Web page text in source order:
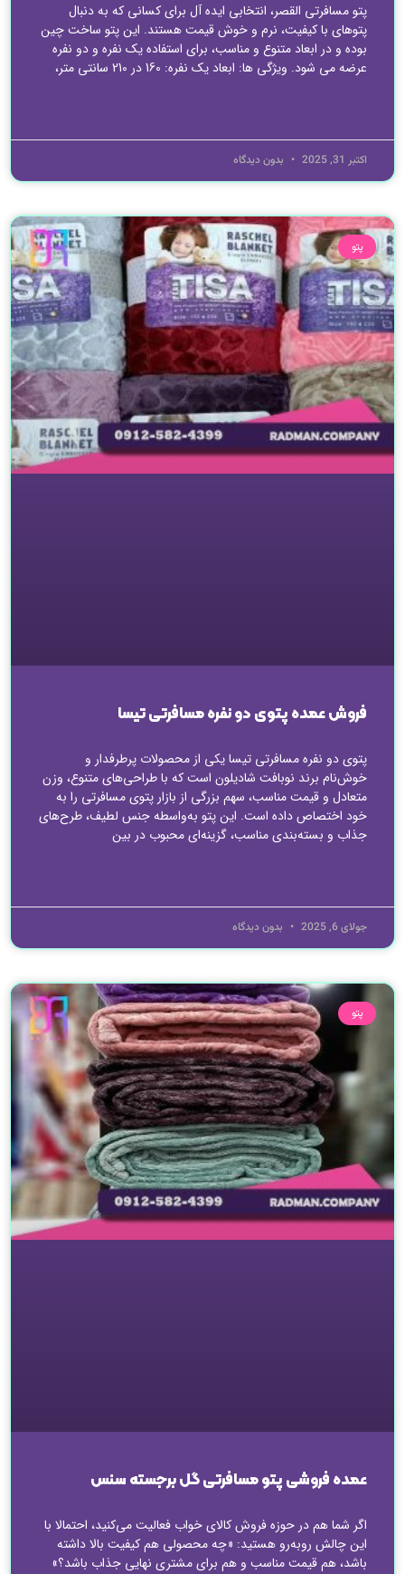
پتو مسافرتی القصر، انتخابی ایده آل برای کسانی که به دنبال
پتوهای با کیفیت، نرم و خوش قیمت هستند. این پتو ساخت چین
بوده و در ابعاد متنوع و مناسب، برای استفاده یک نفره و دو نفره
عرضه می شود. ویژگی ها: ابعاد یک نفره: 160 در 210 سانتی متر،
اکتبر 31, 2025 بدون دیدگاه
پتو
فروش عمده پتوی دو نفره مسافرتی تیسا
پتوی دو نفره مسافرتی تیسا یکی از محصولات پرطرفدار و
خوش‌نام برند نوبافت شادیلون است که با طراحی‌های متنوع، وزن
متعادل و قیمت مناسب، سهم بزرگی از بازار پتوی مسافرتی را به
خود اختصاص داده است. این پتو به‌واسطه جنس لطیف، طرح‌های
جذاب و بسته‌بندی مناسب، گزینه‌ای محبوب در بین
جولای 6, 2025 بدون دیدگاه
پتو
عمده فروشی پتو مسافرتی گل برجسته سنس
اگر شما هم در حوزه فروش کالای خواب فعالیت می‌کنید، احتمالا با
این چالش روبه‌رو هستید: «چه محصولی هم کیفیت بالا داشته
باشد، هم قیمت مناسب و هم برای مشتری نهایی جذاب باشد؟»